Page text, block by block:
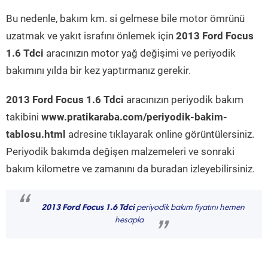
Bu nedenle, bakım km. si gelmese bile motor ömrünü
uzatmak ve yakıt israfını önlemek için 2013 Ford Focus
1.6 Tdci aracınızın motor yağ değişimi ve periyodik
bakımını yılda bir kez yaptırmanız gerekir.
2013 Ford Focus 1.6 Tdci aracınızın periyodik bakım
takibini www.pratikaraba.com/periyodik-bakim-
tablosu.html adresine tıklayarak online görüntülersiniz.
Periyodik bakımda değişen malzemeleri ve sonraki
bakım kilometre ve zamanını da buradan izleyebilirsiniz.
“ 2013 Ford Focus 1.6 Tdciperiyodik bakım fiyatını hemen
hesapla
”